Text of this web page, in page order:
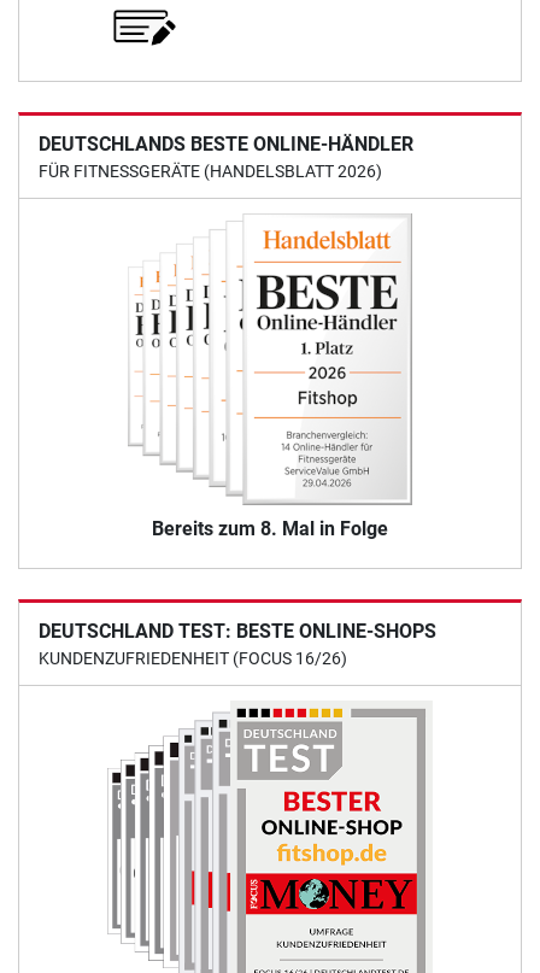
DEUTSCHLANDS BESTE ONLINE-HÄNDLER
FÜR FITNESSGERÄTE (HANDELSBLATT 2026)
Bereits zum 8. Mal in Folge
DEUTSCHLAND TEST: BESTE ONLINE-SHOPS
KUNDENZUFRIEDENHEIT (FOCUS 16/26)